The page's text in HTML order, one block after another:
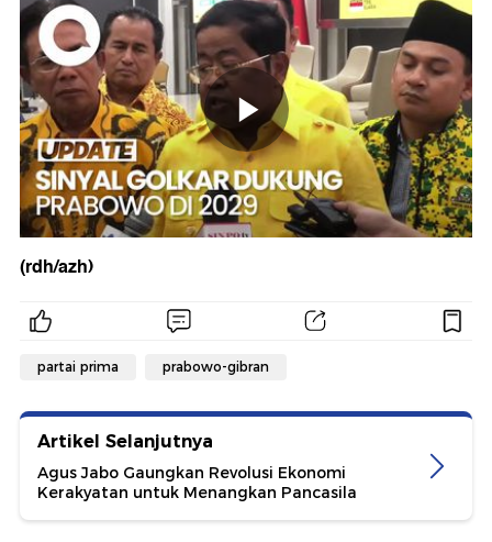
(rdh/azh)
partai prima prabowo-gibran
Artikel Selanjutnya
Agus Jabo Gaungkan Revolusi Ekonomi
Kerakyatan untuk Menangkan Pancasila